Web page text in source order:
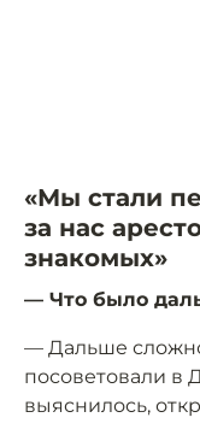
«Мы стали
за нас
знакомых»
— Что было
— Дальше
посоветовали в
выяснилось,